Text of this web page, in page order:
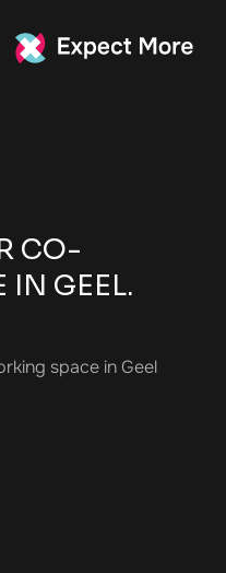
CO-
IN GEEL.
space in Geel